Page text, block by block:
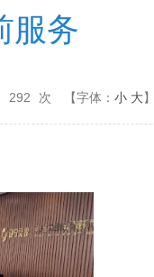
服务
292 次 【字体： 小 大】